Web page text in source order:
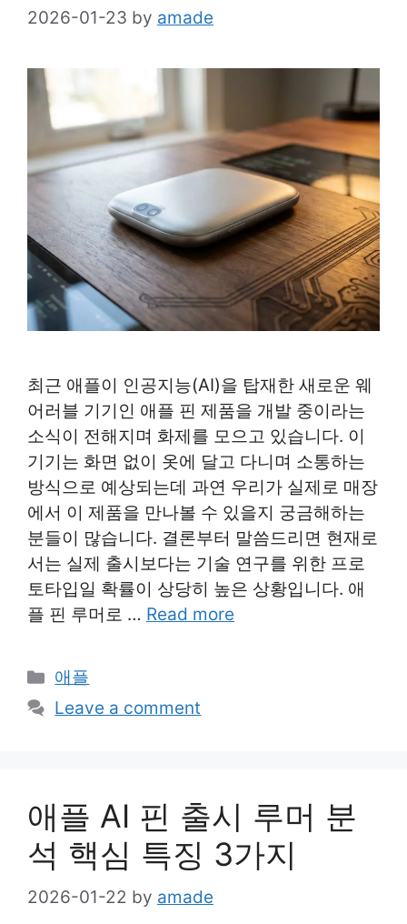
2026-01-23 by amade
최근 애플이 인공지능(AI)을 탑재한 새로운 웨
어러블 기기인 애플 핀 제품을 개발 중이라는
소식이 전해지며 화제를 모으고 있습니다. 이
기기는 화면 없이 옷에 달고 다니며 소통하는
방식으로 예상되는데 과연 우리가 실제로 매장
에서 이 제품을 만나볼 수 있을지 궁금해하는
분들이 많습니다. 결론부터 말씀드리면 현재로
서는 실제 출시보다는 기술 연구를 위한 프로
토타입일 확률이 상당히 높은 상황입니다. 애
플 핀 루머로 … Read more
Categories
애플
Leave a comment
애플 AI 핀 출시 루머 분
석 핵심 특징 3가지
2026-01-22 by amade